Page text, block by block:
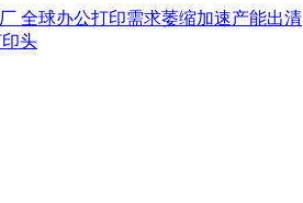
全球办公打印需求萎缩加速产能出清
头